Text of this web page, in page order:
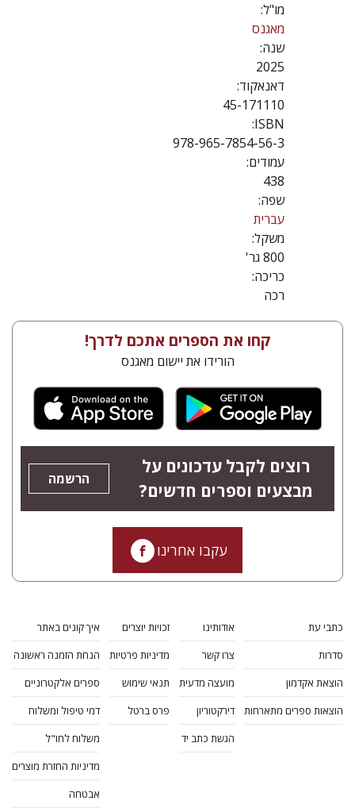
מו"ל:
מאגנס
שנה:
2025
דאנאקוד:
45-171110
ISBN:
978-965-7854-56-3
עמודים:
438
שפה:
עברית
משקל:
800 גר'
כריכה:
רכה
קחו את הספרים אתכם לדרך!
הורידו את יישום מאגנס
רוצים לקבל עדכונים על
מבצעים וספרים חדשים?
הרשמה
עקבו אחרינו
כתבי עת
סדרות
הוצאת אקדמון
הוצאות ספרים מתארחות
אודותינו
צרו קשר
מועצה מדעית
דירקטוריון
הגשת כתב יד
זכויות יוצרים
מדיניות פרטיות
תנאי שימוש
פרס ברטל
איך קונים באתר
הנחת הזמנה ראשונה
ספרים אלקטרוניים
דמי טיפול ומשלוח
משלוח לחו"ל
מדיניות החזרת מוצרים
אבטחה